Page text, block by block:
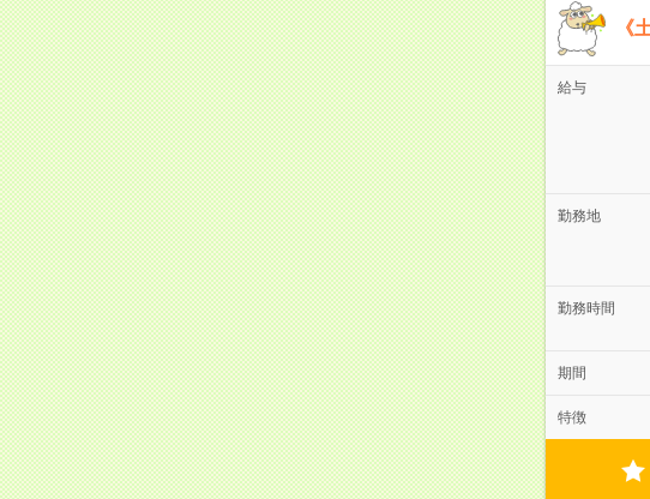
《
給与
勤務地
勤務時間
期間
特徴